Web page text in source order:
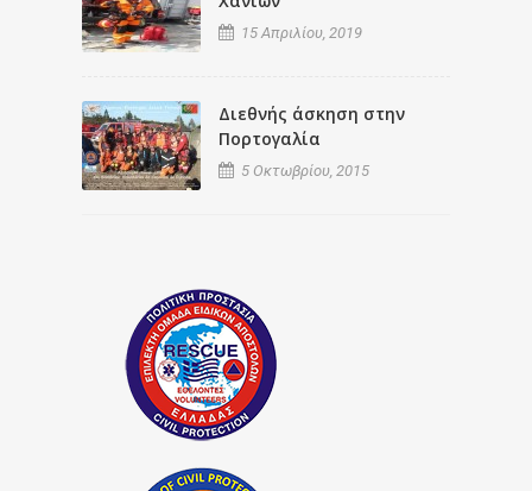
15 Απριλίου, 2019
Διεθνής άσκηση στην
Πορτογαλία
5 Οκτωβρίου, 2015